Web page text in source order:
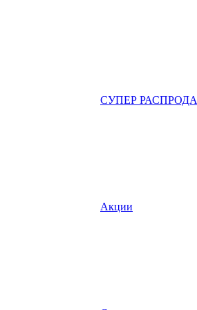
СУПЕР
Акции